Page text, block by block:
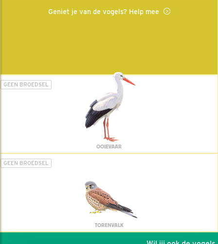
Geniet je van de vogels? Help mee
GEEN BROEDSEL
OOIEVAAR
GEEN BROEDSEL
TORENVALK